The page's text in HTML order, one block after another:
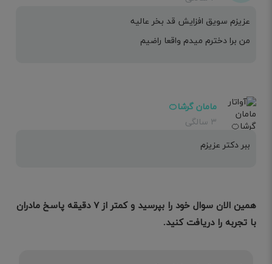
عزیزم سویق افزایش قد بخر عالیه
من برا دخترم میدم واقعا راضیم
مامان گرشا🍊
۳ سالگی
ببر دکتر عزیزم
همین الان سوال خود را بپرسید و کمتر از ۷ دقیقه پاسخ مادران
با تجربه را دریافت کنید.